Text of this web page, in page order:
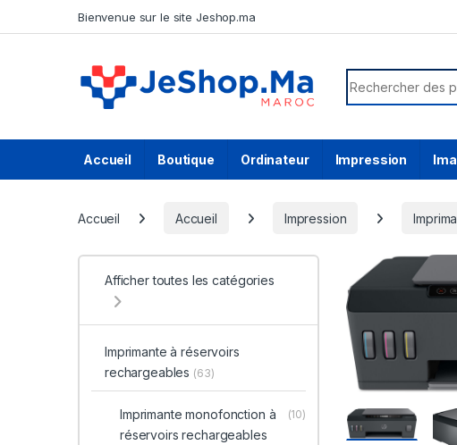
Bienvenue sur le site Jeshop.ma
Search for:
Accueil Boutique Ordinateur Impression
Accueil Accueil Impression
Afficher toutes les catégories
Imprimante à réservoirs
rechargeables (63)
Imprimante monofonction à
réservoirs rechargeables
(10)